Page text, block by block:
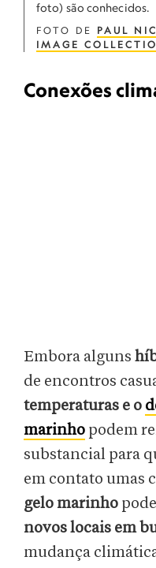
foto) são conhecidos.
FOTO DE PAUL
IMAGE
Conexões
Embora alguns
de encontros
temperaturas e o
marinho podem
substancial para
em contato umas
gelo marinho
novos locais em
mudança